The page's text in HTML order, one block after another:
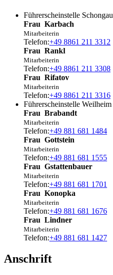
Führerscheinstelle Schongau
Frau Karbach
Mitarbeiterin
Telefon:+49 8861 211 3312
Frau Rankl
Mitarbeiterin
Telefon:+49 8861 211 3308
Frau Rifatov
Mitarbeiterin
Telefon:+49 8861 211 3316
Führerscheinstelle Weilheim
Frau Brabandt
Mitarbeiterin
Telefon:+49 881 681 1484
Frau Gottstein
Mitarbeiterin
Telefon:+49 881 681 1555
Frau Gstattenbauer
Mitarbeiterin
Telefon:+49 881 681 1701
Frau Konopka
Mitarbeiterin
Telefon:+49 881 681 1676
Frau Lindner
Mitarbeiterin
Telefon:+49 881 681 1427
Anschrift